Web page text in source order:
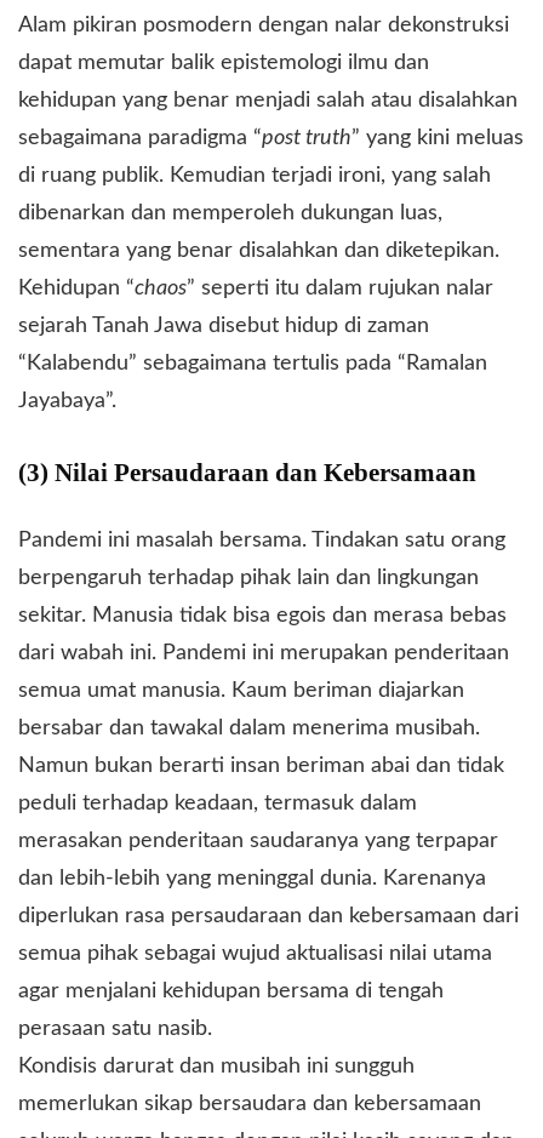
Alam pikiran posmodern dengan nalar dekonstruksi
dapat memutar balik epistemologi ilmu dan
kehidupan yang benar menjadi salah atau disalahkan
sebagaimana paradigma “post truth” yang kini meluas
di ruang publik. Kemudian terjadi ironi, yang salah
dibenarkan dan memperoleh dukungan luas,
sementara yang benar disalahkan dan diketepikan.
Kehidupan “chaos” seperti itu dalam rujukan nalar
sejarah Tanah Jawa disebut hidup di zaman
“Kalabendu” sebagaimana tertulis pada “Ramalan
Jayabaya”.
(3) Nilai Persaudaraan dan Kebersamaan
Pandemi ini masalah bersama. Tindakan satu orang
berpengaruh terhadap pihak lain dan lingkungan
sekitar. Manusia tidak bisa egois dan merasa bebas
dari wabah ini. Pandemi ini merupakan penderitaan
semua umat manusia. Kaum beriman diajarkan
bersabar dan tawakal dalam menerima musibah.
Namun bukan berarti insan beriman abai dan tidak
peduli terhadap keadaan, termasuk dalam
merasakan penderitaan saudaranya yang terpapar
dan lebih-lebih yang meninggal dunia. Karenanya
diperlukan rasa persaudaraan dan kebersamaan dari
semua pihak sebagai wujud aktualisasi nilai utama
agar menjalani kehidupan bersama di tengah
perasaan satu nasib.
Kondisis darurat dan musibah ini sungguh
memerlukan sikap bersaudara dan kebersamaan